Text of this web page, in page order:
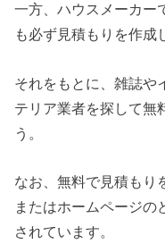
一方、ハウスメーカー
も必ず見積もりを作成
それをもとに、雑誌や
テリア業者を探して無
う。
なお、無料で見積もり
またはホームページの
されています。